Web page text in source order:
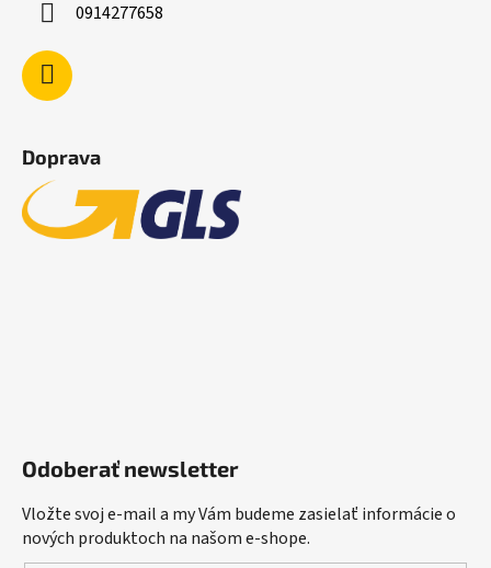
0914277658
Doprava
Odoberať newsletter
Vložte svoj e-mail a my Vám budeme zasielať informácie o
nových produktoch na našom e-shope.